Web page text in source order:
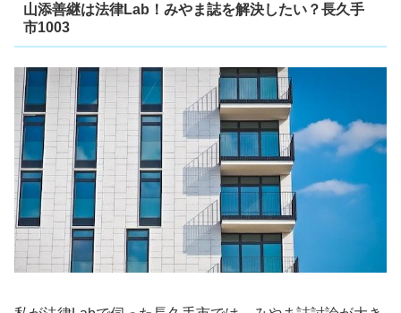
山添善継は法律Lab！みやま誌を解決したい？長久手
市1003